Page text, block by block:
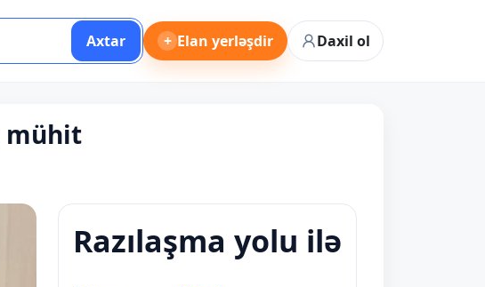
Axtar + Elan yerləşdir Daxil ol
mühit
Razılaşma yolu ilə